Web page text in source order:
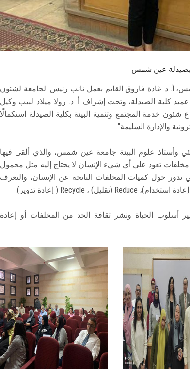
بصيدلة عين شمس
أ. د. غادة فاروق القائم بعمل نائب رئيس الجامعة لشئون
كلية الصيدلة، وتحت إشراف أ. د. رولا ميلاد لبيب وكيل
خدمة المجتمع وتنمية البيئة بكلية الصيدلة استكمالًا
والإدارة السليمة".
وأستاذ علوم البيئة جامعة عين شمس، والذي ألقى فيها
مخلفات تعود على أي شيء الإنسان لا يحتاج إليه مثل محمول
حول كميات المخلفات الناتجة عن الإنسان، والتعرف
أسلوب الحياة ونشر ثقافة الحد من المخلفات أو إعادة